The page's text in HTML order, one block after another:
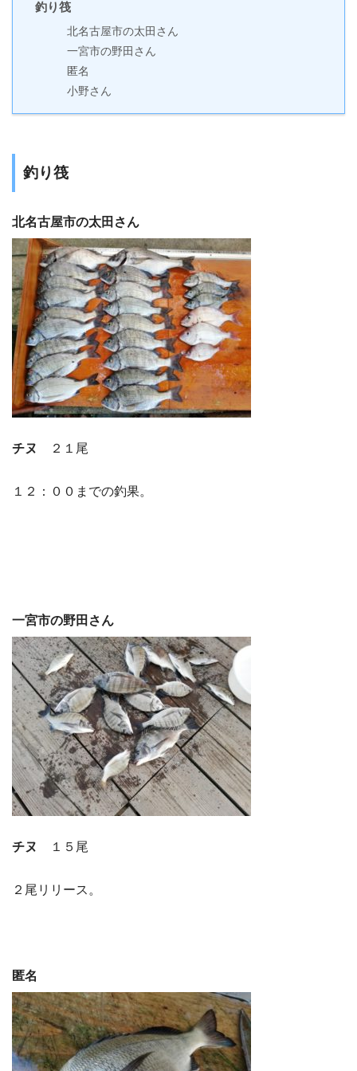
釣り筏
北名古屋市の太田さん
一宮市の野田さん
匿名
小野さん
釣り筏
北名古屋市の太田さん
チヌ ２１尾
１２：００までの釣果。
一宮市の野田さん
チヌ １５尾
２尾リリース。
匿名